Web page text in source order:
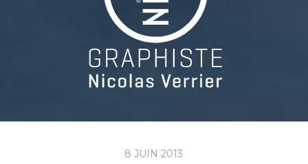
8 JUIN 2013